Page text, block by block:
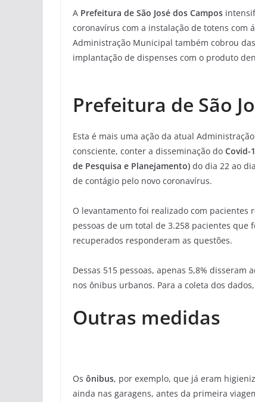
A Prefeitura de São José dos Campos
coronavírus com a instalação de totens
Administração Municipal também cobrou
implantação de dispenses com o produto
Prefeitura de São
Esta é mais uma ação da atual
consciente, conter a disseminação do Covid-
de Pesquisa e Planejamento) do dia 22 ao
de contágio pelo novo coronavírus.
O levantamento foi realizado com pacientes
pessoas de um total de 3.258 pacientes
recuperados responderam as questões.
Dessas 515 pessoas, apenas 5,8%
nos ônibus urbanos. Para a coleta dos
Outras medidas
Os ônibus, por exemplo, que já eram
ainda nas garagens, antes da primeira